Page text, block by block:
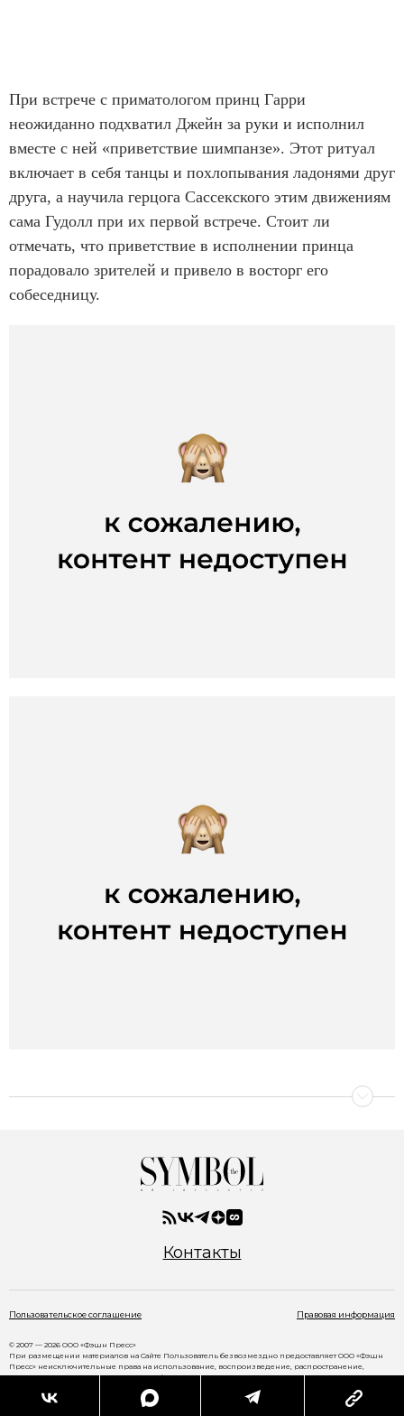
При встрече с приматологом принц Гарри
неожиданно подхватил Джейн за руки и исполнил
вместе с ней «приветствие шимпанзе». Этот ритуал
включает в себя танцы и похлопывания ладонями друг
друга, а научила герцога Сассекского этим движениям
сама Гудолл при их первой встрече. Стоит ли
отмечать, что приветствие в исполнении принца
порадовало зрителей и привело в восторг его
собеседницу.
Контакты
Пользовательское соглашение Правовая информация
© 2007 — 2026 ООО «Фэшн Пресс»
При размещении материалов на Сайте Пользователь безвозмездно предоставляет ООО «Фэшн
Пресс» неисключительные права на использование, воспроизведение, распространение,
создание производных произведений, а также на демонстрацию материалов и доведение их до
www.thesymbol.ru